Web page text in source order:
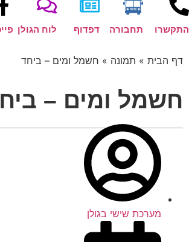
תחבורה דפדוף לוח הגולן פייסבוק
»תמונה»חשמל ומים – ביחד
ומים – ביחד
מערכת שישי בגולן